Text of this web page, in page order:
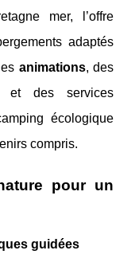
mer, l’offre
adaptés
animations, des
et des services
écologique
compris.
pour un
guidées